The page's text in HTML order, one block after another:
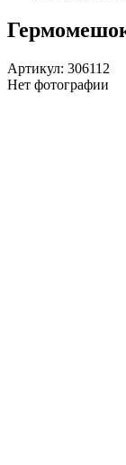
Артикул: 306112
Нет фотографии